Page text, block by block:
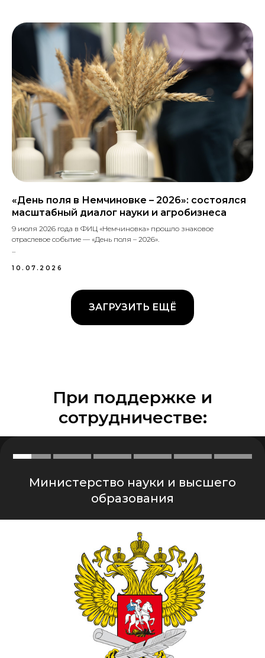
«День поля в Немчиновке – 2026»: состоялся
масштабный диалог науки и агробизнеса
9 июля 2026 года в ФИЦ «Немчиновка» прошло знаковое
отраслевое событие — «День поля – 2026».
10.07.2026
ЗАГРУЗИТЬ ЕЩЁ
При поддержке и
сотрудничестве:
Министерство науки и высшего
образования